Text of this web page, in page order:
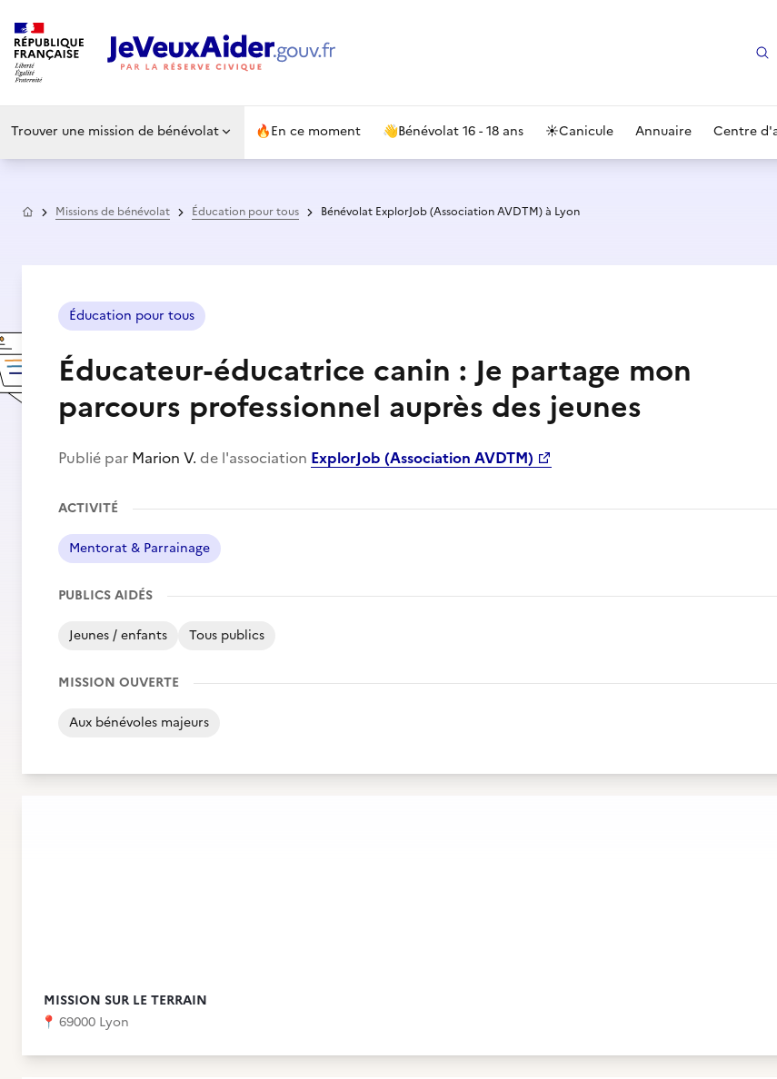
Trouver une mission de bénévolat 🔥En ce moment 👋Bénévolat 16 - 18 ans ☀️Canicule Annuaire Centre
AccueilMissions de bénévolat Éducation pour tous Bénévolat ExplorJob (Association AVDTM) à Lyon
Éducation pour tous
Éducateur-éducatrice canin : Je partage mon
parcours professionnel auprès des jeunes
Publié par Marion V. de l'association ExplorJob (Association AVDTM)
ACTIVITÉ
Mentorat & Parrainage
PUBLICS AIDÉS
Jeunes / enfants Tous publics
MISSION OUVERTE
Aux bénévoles majeurs
MISSION SUR LE TERRAIN
📍 69000 Lyon